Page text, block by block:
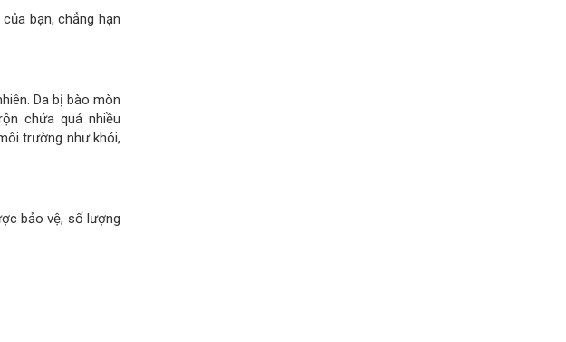
bạn, chẳng hạn
Da bị bào mòn
chứa quá nhiều
trường như khói,
bảo vệ, số lượng